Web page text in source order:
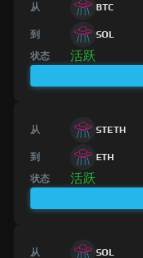
从 BTC
到 SOL
状态 活跃
从 STETH
到 ETH
状态 活跃
从 SOL